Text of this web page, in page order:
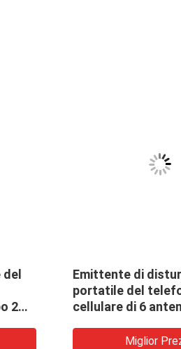
del
2G
Emittente di
portatile del
cellulare di 6
Miglior